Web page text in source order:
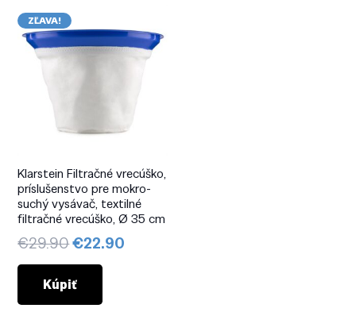
ZĽAVA!
Klarstein Filtračné vrecúško,
príslušenstvo pre mokro-
suchý vysávač, textilné
filtračné vrecúško, Ø 35 cm
€29.90Pôvodná
cena
bola:
€29.90.
€22.90
Kúpiť